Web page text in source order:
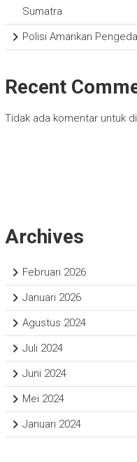
Sumatra
Polisi Amankan
Recent
Tidak ada komentar untuk
Archives
Februari 2026
Januari 2026
Agustus 2024
Juli 2024
Juni 2024
Mei 2024
Januari 2024